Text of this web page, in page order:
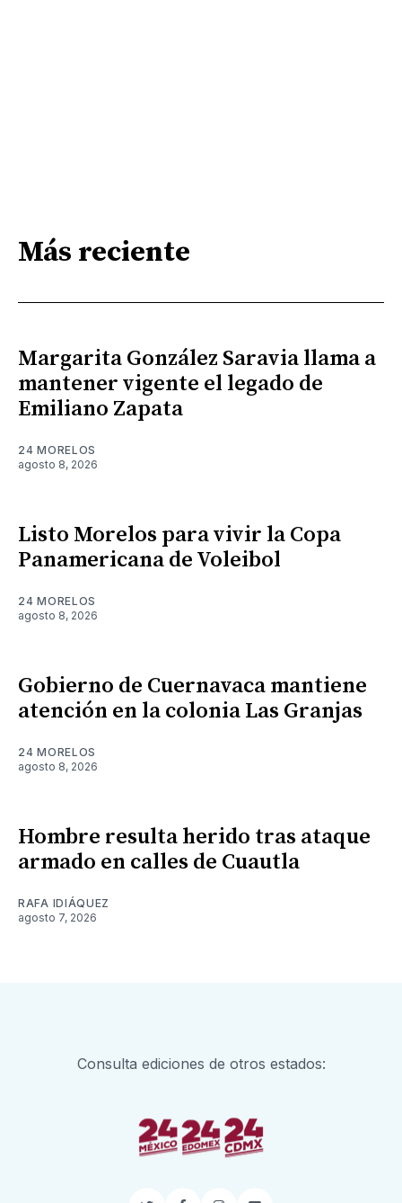
Más reciente
Margarita González Saravia llama a
mantener vigente el legado de
Emiliano Zapata
24 MORELOS
agosto 8, 2026
Listo Morelos para vivir la Copa
Panamericana de Voleibol
24 MORELOS
agosto 8, 2026
Gobierno de Cuernavaca mantiene
atención en la colonia Las Granjas
24 MORELOS
agosto 8, 2026
Hombre resulta herido tras ataque
armado en calles de Cuautla
RAFA IDIÁQUEZ
agosto 7, 2026
Consulta ediciones de otros estados: